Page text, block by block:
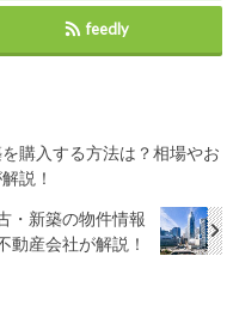
feedly
購入する方法は？相場やお
説！
・新築の物件情報
動産会社が解説！